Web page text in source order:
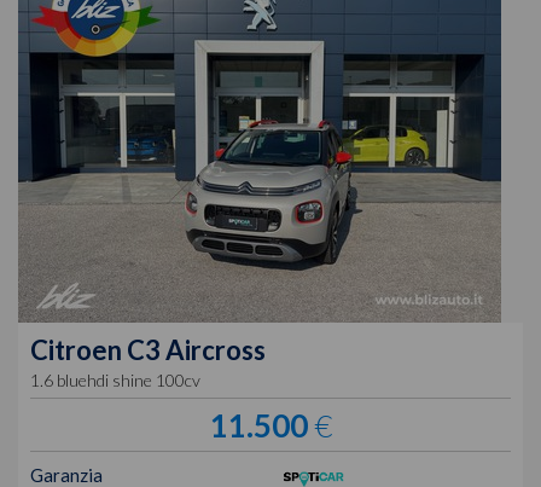
Citroen C3 Aircross
1.6 bluehdi shine 100cv
11.500€
Garanzia